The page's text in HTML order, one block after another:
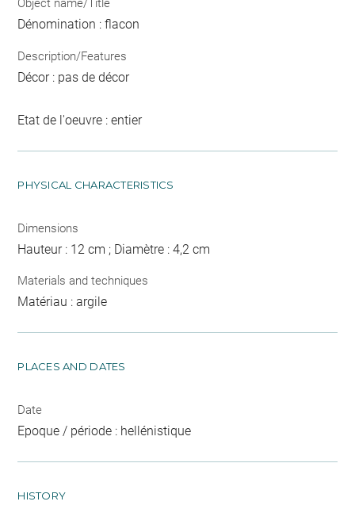
Object name/Title
Dénomination : flacon
Description/Features
Décor : pas de décor
Etat de l'oeuvre : entier
PHYSICAL CHARACTERISTICS
Dimensions
Hauteur : 12 cm ; Diamètre : 4,2 cm
Materials and techniques
Matériau : argile
PLACES AND DATES
Date
Epoque / période : hellénistique
HISTORY